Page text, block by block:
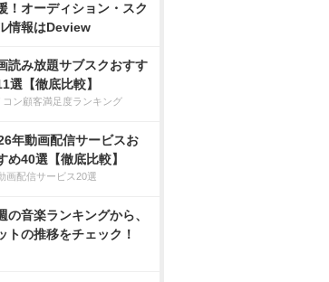
！オーディション・スク
情報はDeview
読み放題サブスクおすす
選【徹底比較】
コン顧客満足度ランキング
年動画配信サービスお
め40選【徹底比較】
画配信サービス20選
の音楽ランキングから、
トの推移をチェック！